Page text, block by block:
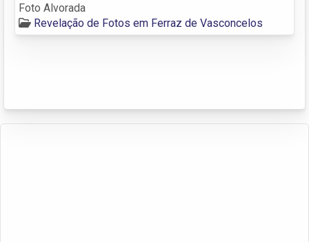
Foto Alvorada
Revelação de Fotos em Ferraz de Vasconcelos